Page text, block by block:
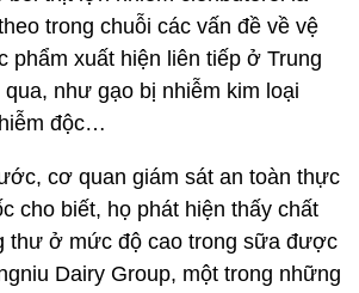
trong chuỗi các vấn đề về vệ
phẩm xuất hiện liên tiếp ở Trung
như gạo bị nhiễm kim loại
độc…
cơ quan giám sát an toàn thực
cho biết, họ phát hiện thấy chất
thư ở mức độ cao trong sữa được
Dairy Group, một trong những